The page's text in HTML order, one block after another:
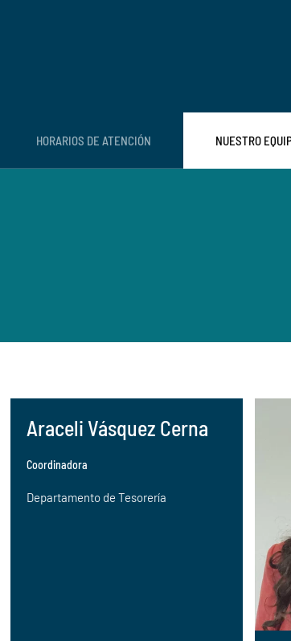
HORARIOS DE ATENCIÓN NUESTRO
Araceli Vásquez Cerna
Coordinadora
Departamento de Tesorería